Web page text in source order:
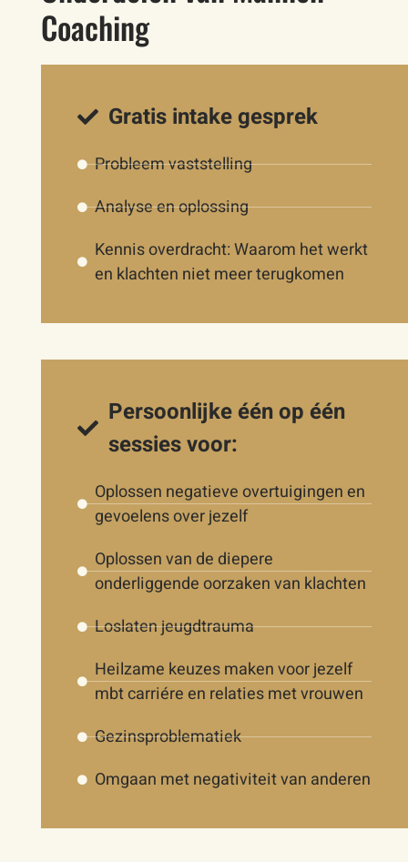
Coaching
Gratis intake gesprek
Probleem vaststelling
Analyse en oplossing
Kennis overdracht: Waarom het werkt
en klachten niet meer terugkomen
Persoonlijke één op één
sessies voor:
Oplossen negatieve overtuigingen en
gevoelens over jezelf
Oplossen van de diepere
onderliggende oorzaken van klachten
Loslaten jeugdtrauma
Heilzame keuzes maken voor jezelf
mbt carriére en relaties met vrouwen
Gezinsproblematiek
Omgaan met negativiteit van anderen